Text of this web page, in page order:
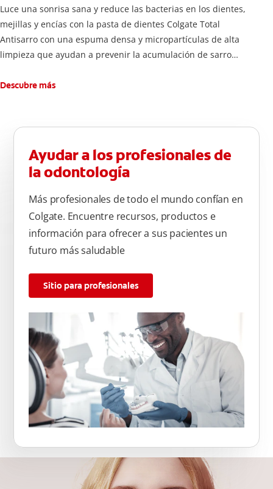
Luce una sonrisa sana y reduce las bacterias en los dientes,
mejillas y encías con la pasta de dientes Colgate Total
Antisarro con una espuma densa y micropartículas de alta
limpieza que ayudan a prevenir la acumulación de sarro
Descubre más
Ayudar a los profesionales de
la odontología
Más profesionales de todo el mundo confían en
Colgate. Encuentre recursos, productos e
información para ofrecer a sus pacientes un
futuro más saludable
Sitio para profesionales